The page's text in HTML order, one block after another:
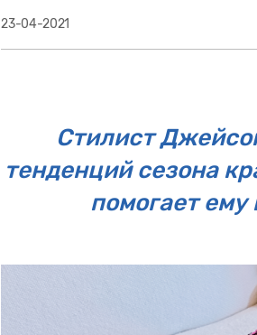
23-04-2021
Стилист
тенденций сезона
помогает ему